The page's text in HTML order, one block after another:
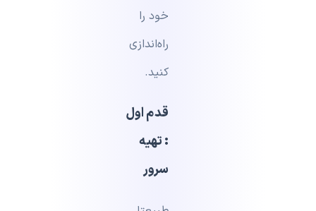
خود را
راه‌اندازی
کنید.
قدم اول
: تهیه
سرور